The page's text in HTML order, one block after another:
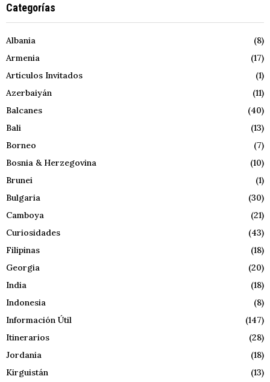
Categorías
Albania
(8)
Armenia
(17)
Artículos Invitados
(1)
Azerbaiyán
(11)
Balcanes
(40)
Bali
(13)
Borneo
(7)
Bosnia & Herzegovina
(10)
Brunei
(1)
Bulgaria
(30)
Camboya
(21)
Curiosidades
(43)
Filipinas
(18)
Georgia
(20)
India
(18)
Indonesia
(8)
Información Útil
(147)
Itinerarios
(28)
Jordania
(18)
Kirguistán
(13)